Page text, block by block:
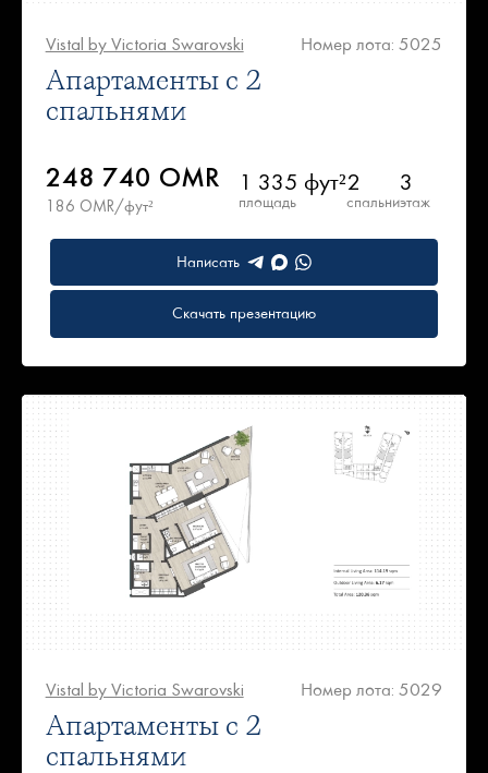
Vistal by Victoria Swarovski Номер лота: 5025
Апартаменты с 2
спальнями
248 740 OMR
186 OMR/фут²
1 335 фут²
площадь
2
спальни
3
этаж
Написать
Скачать презентацию
Vistal by Victoria Swarovski Номер лота: 5029
Апартаменты с 2
спальнями